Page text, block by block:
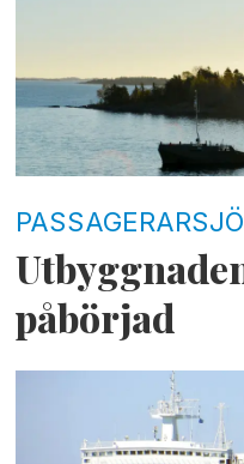
påbörjad